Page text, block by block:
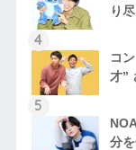
り
コ
才”
分